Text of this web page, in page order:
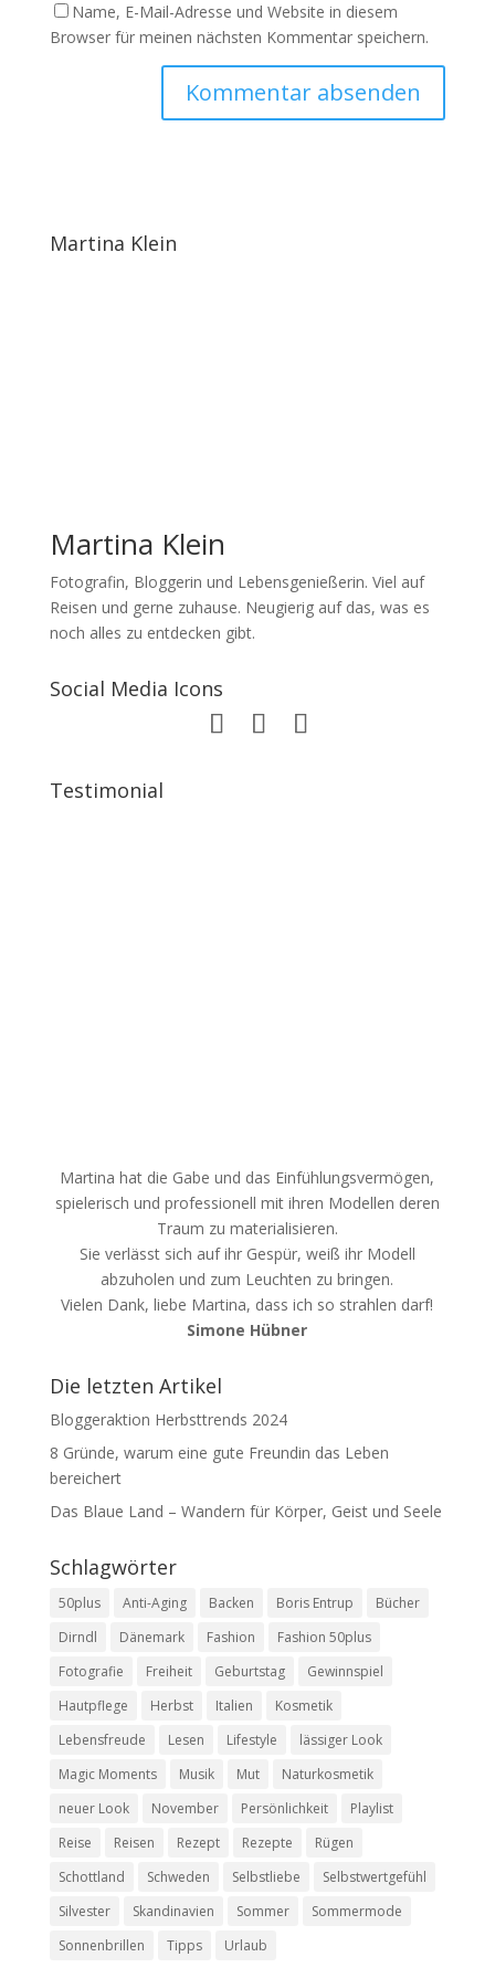
Name, E-Mail-Adresse und Website in diesem
Browser für meinen nächsten Kommentar speichern.
Martina Klein
Martina Klein
Fotografin, Bloggerin und Lebensgenießerin. Viel auf
Reisen und gerne zuhause. Neugierig auf das, was es
noch alles zu entdecken gibt.
Social Media Icons
Testimonial
Martina hat die Gabe und das Einfühlungsvermögen,
spielerisch und professionell mit ihren Modellen deren
Traum zu materialisieren.
Sie verlässt sich auf ihr Gespür, weiß ihr Modell
abzuholen und zum Leuchten zu bringen.
Vielen Dank, liebe Martina, dass ich so strahlen darf!
Simone Hübner
Die letzten Artikel
Bloggeraktion Herbsttrends 2024
8 Gründe, warum eine gute Freundin das Leben
bereichert
Das Blaue Land – Wandern für Körper, Geist und Seele
Schlagwörter
50plus Anti-Aging Backen Boris Entrup
Bücher
Dirndl
Dänemark Fashion
Fashion 50plus
Fotografie
Freiheit Geburtstag
Gewinnspiel
Hautpflege
Herbst Italien
Kosmetik
Lebensfreude
Lesen Lifestyle
lässiger Look
Magic Moments
Musik Mut
Naturkosmetik
neuer Look
November Persönlichkeit
Playlist
Reise
Reisen Rezept Rezepte
Rügen
Schottland
Schweden Selbstliebe
Selbstwertgefühl
Silvester
Skandinavien Sommer
Sommermode
Sonnenbrillen
Tipps Urlaub